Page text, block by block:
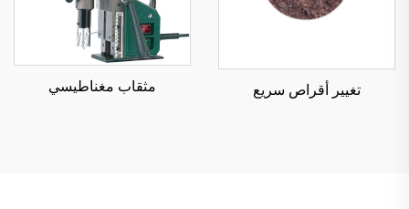
تغيير أقراص سريع مثقاب مغناطيسي